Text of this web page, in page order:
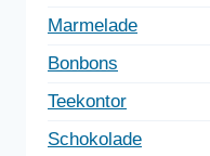
Marmelade
Bonbons
Teekontor
Schokolade